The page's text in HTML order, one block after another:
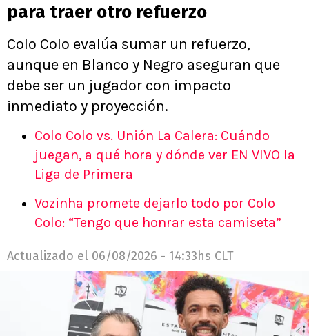
para traer otro refuerzo
Colo Colo evalúa sumar un refuerzo,
aunque en Blanco y Negro aseguran que
debe ser un jugador con impacto
inmediato y proyección.
Colo Colo vs. Unión La Calera: Cuándo
juegan, a qué hora y dónde ver EN VIVO la
Liga de Primera
Vozinha promete dejarlo todo por Colo
Colo: “Tengo que honrar esta camiseta”
Actualizado el 06/08/2026 - 14:33hs CLT